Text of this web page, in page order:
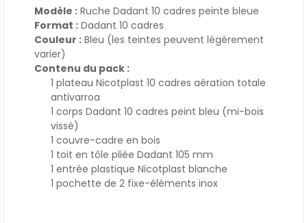
Modèle : Ruche Dadant 10 cadres peinte bleue
Format : Dadant 10 cadres
Couleur : Bleu (les teintes peuvent légèrement
varier)
Contenu du pack :
1 plateau Nicotplast 10 cadres aération totale
antivarroa
1 corps Dadant 10 cadres peint bleu (mi-bois
vissé)
1 couvre-cadre en bois
1 toit en tôle pliée Dadant 105 mm
1 entrée plastique Nicotplast blanche
1 pochette de 2 fixe-éléments inox